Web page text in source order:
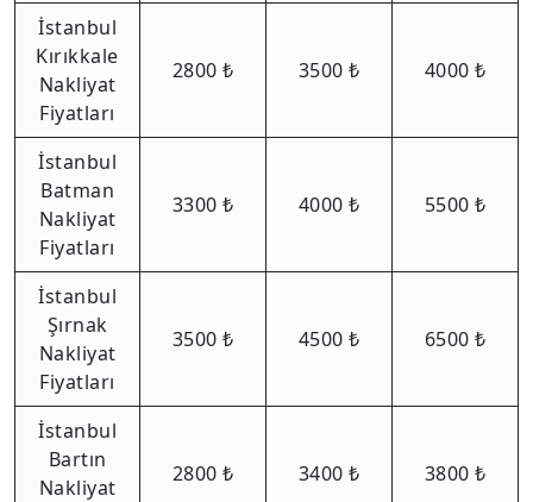
İstanbul
Kırıkkale
Nakliyat
Fiyatları
2800 ₺ 3500 ₺ 4000 ₺
İstanbul
Batman
Nakliyat
Fiyatları
3300 ₺ 4000 ₺ 5500 ₺
İstanbul
Şırnak
Nakliyat
Fiyatları
3500 ₺ 4500 ₺ 6500 ₺
İstanbul
Bartın
Nakliyat
2800 ₺ 3400 ₺ 3800 ₺